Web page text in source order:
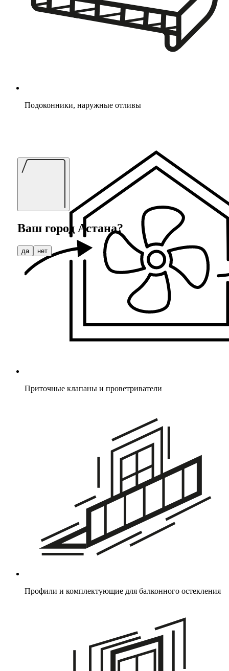
Подоконники, наружные отливы
Приточные клапаны и проветриватели
Профили и комплектующие для балконного остекления
Ваш город Астана?
да нет